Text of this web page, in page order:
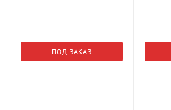
ПОД ЗАКАЗ